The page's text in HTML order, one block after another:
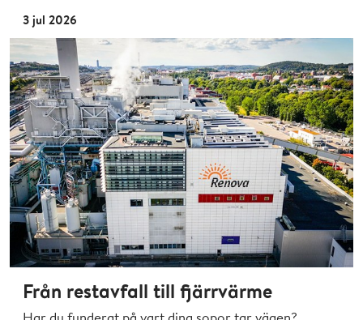
3 jul 2026
Från restavfall till fjärrvärme